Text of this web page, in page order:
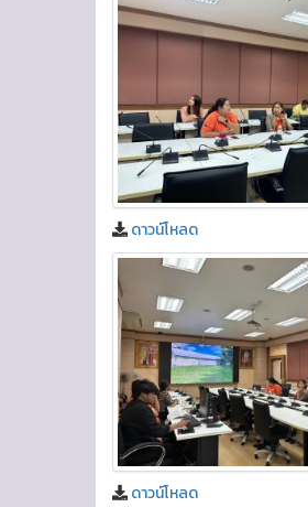
ดาวน์โหลด
ดาวน์โหลด